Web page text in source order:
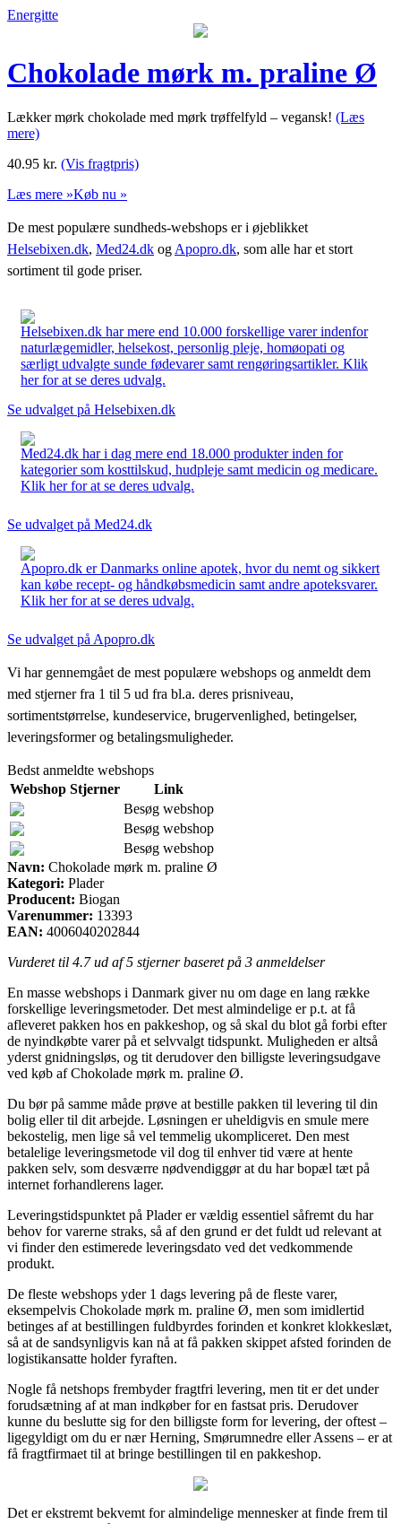
Energitte
Chokolade mørk m. praline Ø
Lækker mørk chokolade med mørk trøffelfyld – vegansk! (Læs
mere)
40.95 kr. (Vis fragtpris)
Læs mere »Køb nu »
De mest populære sundheds-webshops er i øjeblikket
Helsebixen.dk, Med24.dk og Apopro.dk, som alle har et stort
sortiment til gode priser.
Helsebixen.dk har mere end 10.000 forskellige varer indenfor
naturlægemidler, helsekost, personlig pleje, homøopati og
særligt udvalgte sunde fødevarer samt rengøringsartikler. Klik
her for at se deres udvalg.
Se udvalget på Helsebixen.dk
Med24.dk har i dag mere end 18.000 produkter inden for
kategorier som kosttilskud, hudpleje samt medicin og medicare.
Klik her for at se deres udvalg.
Se udvalget på Med24.dk
Apopro.dk er Danmarks online apotek, hvor du nemt og sikkert
kan købe recept- og håndkøbsmedicin samt andre apoteksvarer.
Klik her for at se deres udvalg.
Se udvalget på Apopro.dk
Vi har gennemgået de mest populære webshops og anmeldt dem
med stjerner fra 1 til 5 ud fra bl.a. deres prisniveau,
sortimentstørrelse, kundeservice, brugervenlighed, betingelser,
leveringsformer og betalingsmuligheder.
Bedst anmeldte webshops
Webshop Stjerner
Link
Besøg webshop
Besøg webshop
Besøg webshop
Navn: Chokolade mørk m. praline Ø
Kategori: Plader
Producent: Biogan
Varenummer: 13393
EAN: 4006040202844
Vurderet til 4.7ud af 5 stjerner baseret på 3 anmeldelser
En masse webshops i Danmark giver nu om dage en lang række
forskellige leveringsmetoder. Det mest almindelige er p.t. at få
afleveret pakken hos en pakkeshop, og så skal du blot gå forbi efter
de nyindkøbte varer på et selvvalgt tidspunkt. Muligheden er altså
yderst gnidningsløs, og tit derudover den billigste leveringsudgave
ved køb af Chokolade mørk m. praline Ø.
Du bør på samme måde prøve at bestille pakken til levering til din
bolig eller til dit arbejde. Løsningen er uheldigvis en smule mere
bekostelig, men lige så vel temmelig ukompliceret. Den mest
betalelige leveringsmetode vil dog til enhver tid være at hente
pakken selv, som desværre nødvendiggør at du har bopæl tæt på
internet forhandlerens lager.
Leveringstidspunktet på Plader er vældig essentiel såfremt du har
behov for varerne straks, så af den grund er det fuldt ud relevant at
vi finder den estimerede leveringsdato ved det vedkommende
produkt.
De fleste webshops yder 1 dags levering på de fleste varer,
eksempelvis Chokolade mørk m. praline Ø, men som imidlertid
betinges af at bestillingen fuldbyrdes forinden et konkret klokkeslæt,
så at de sandsynligvis kan nå at få pakken skippet afsted forinden de
logistikansatte holder fyraften.
Nogle få netshops frembyder fragtfri levering, men tit er det under
forudsætning af at man indkøber for en fastsat pris. Derudover
kunne du beslutte sig for den billigste form for levering, der oftest –
ligegyldigt om du er nær Herning, Smørumnedre eller Assens – er at
få fragtfirmaet til at bringe bestillingen til en pakkeshop.
Det er ekstremt bekvemt for almindelige mennesker at finde frem til